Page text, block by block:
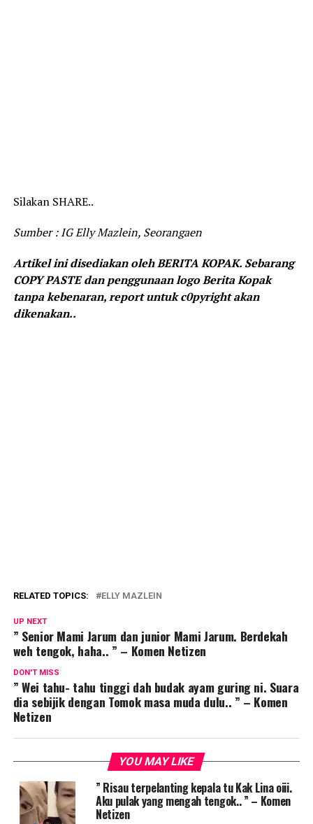
Silakan SHARE..
Sumber : IG Elly Mazlein, Seorangaen
Artikel ini disediakan oleh BERITA KOPAK. Sebarang
COPY PASTE dan penggunaan logo Berita Kopak
tanpa kebenaran, report untuk c0pyright akan
dikenakan..
RELATED TOPICS: ELLY MAZLEIN
UP NEXT
” Senior Mami Jarum dan junior Mami Jarum. Berdekah
weh tengok, haha.. ” – Komen Netizen
DON'T MISS
” Wei tahu- tahu tinggi dah budak ayam guring ni. Suara
dia sebijik dengan Tomok masa muda dulu.. ” – Komen
Netizen
YOU MAY LIKE
” Risau terpelanting kepala tu Kak Lina oiii.
Aku pulak yang mengah tengok.. ” – Komen
Netizen